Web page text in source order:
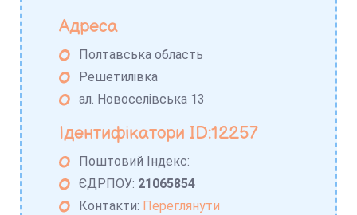
Адреса
Полтавська область
Решетилівка
ал. Новоселівська 13
Ідентифікатори ID:12257
Поштовий Індекс:
ЄДРПОУ: 21065854
Контакти: Переглянути